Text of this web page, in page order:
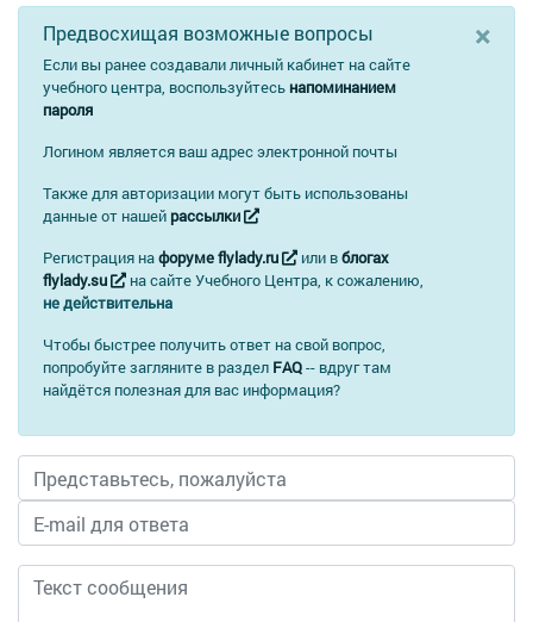
Предвосхищая возможные вопросы
Если вы ранее создавали личный кабинет на сайте
учебного центра, воспользуйтесь напоминанием
пароля
Логином является ваш адрес электронной почты
Также для авторизации могут быть использованы
данные от нашей рассылки
Регистрация нафоруме flylady.ru или вблогах
flylady.su
на сайте Учебного Центра, к сожалению,
не действительна
Чтобы быстрее получить ответ на свой вопрос,
попробуйте загляните в раздел FAQ-- вдруг там
найдётся полезная для вас информация?
×